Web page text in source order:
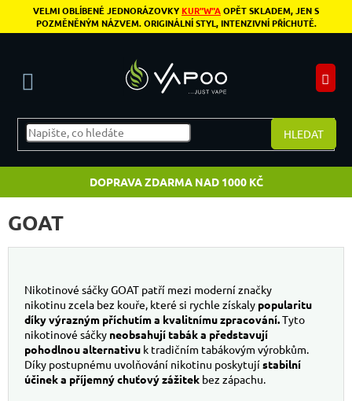
Přejít na obsah
VELMI OBLÍBENÉ JEDNORÁZOVKYKUR"W"AOPĚT SKLADEM, JEN S
POZMĚNĚNÝM NÁZVEM. ORIGINÁLNÍ STYL, INTENZIVNÍ PŘÍCHUTĚ.
HLEDAT
DOPRAVA ZDARMA NAD 1000 KČ
GOAT
Nikotinové sáčky GOAT patří mezi moderní značky
nikotinu zcela bez kouře, které si rychle získaly popularitu
díky výrazným příchutím a kvalitnímu zpracování.Tyto
nikotinové sáčky neobsahují tabák a představují
pohodlnou alternativu k tradičním tabákovým výrobkům.
Díky postupnému uvolňování nikotinu poskytujístabilní
účinek a příjemný chuťový zážitek bez zápachu.